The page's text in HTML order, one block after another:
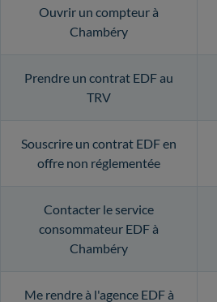
Ouvrir un compteur à
Chambéry
Prendre un contrat EDF au
TRV
Souscrire un contrat EDF en
offre non réglementée
Contacter le service
consommateur EDF à
Chambéry
Me rendre à l'agence EDF à